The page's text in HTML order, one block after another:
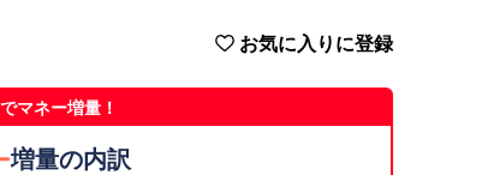
お気に入りに登録
マネー増量！
増量の内訳